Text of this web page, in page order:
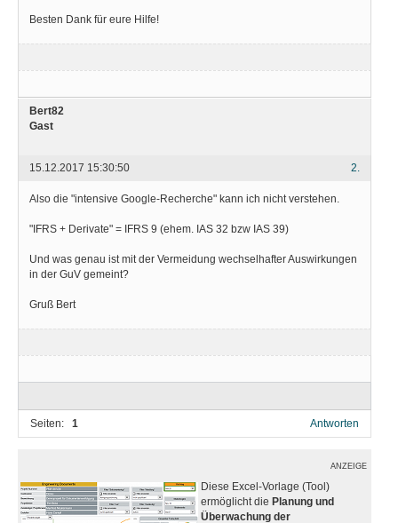
Besten Dank für eure Hilfe!
Bert82
Gast
2.
15.12.2017 15:30:50
Also die "intensive Google-Recherche" kann ich nicht verstehen.
"IFRS + Derivate" = IFRS 9 (ehem. IAS 32 bzw IAS 39)
Und was genau ist mit der Vermeidung wechselhafter Auswirkungen
in der GuV gemeint?
Gruß Bert
Seiten: 1 Antworten
ANZEIGE
Diese Excel-Vorlage (Tool)
ermöglicht die Planung und
Überwachung der